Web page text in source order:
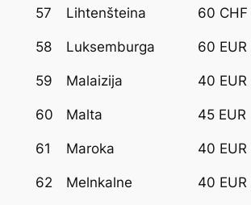
57 Lihtenšteina 60 CHF
58 Luksemburga 60 EUR
59 Malaizija 40 EUR
60 Malta 45 EUR
61 Maroka 40 EUR
62 Melnkalne 40 EUR